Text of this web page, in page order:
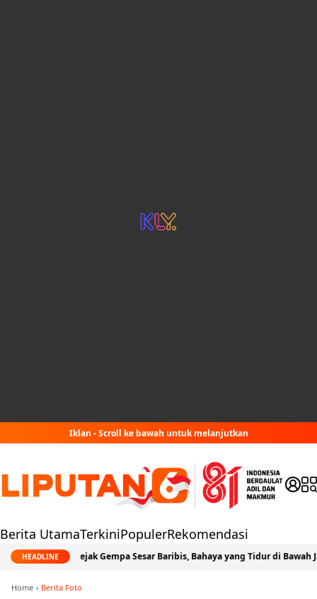
Iklan - Scroll ke bawah untuk melanjutkan
Berita UtamaTerkiniPopulerRekomendasi
HEADLINE
Jejak Gempa Sesar Baribis, Bahaya yang Tidur di Bawah Jabodetabek
Home Berita Foto